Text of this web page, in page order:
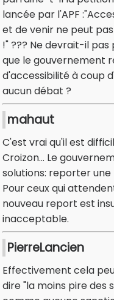
lancée par l'APF
et de venir ne peut
!" ??? Ne devrait-il
que le gouvernement
d'accessibilité à coup
aucun débat ?
mahaut
C'est vrai qu'il est
Croizon... Le
solutions: reporter
Pour ceux qui
nouveau report est
inacceptable.
PierreLancien
Effectivement cela
dire "la moins pire des